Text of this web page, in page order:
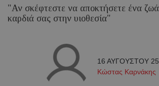
"Αν σκέφτεστε να αποκτήσετε ένα
καρδιά σας στην υιοθεσία"
16 ΑΥΓΟΥΣΤΟΥ
Κώστας Καρνάκης